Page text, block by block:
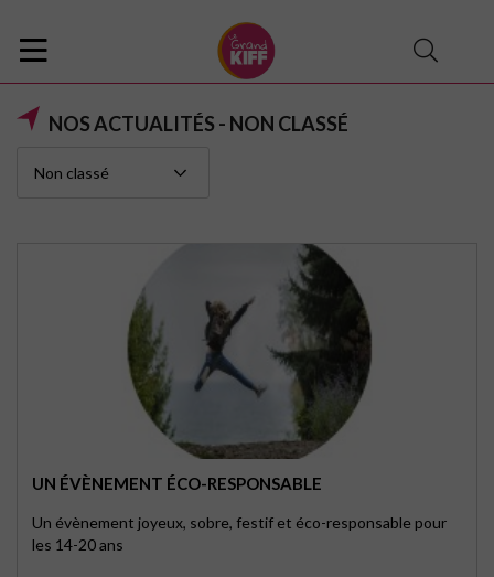
NOS ACTUALITÉS - NON CLASSÉ
UN ÉVÈNEMENT ÉCO-RESPONSABLE
Un évènement joyeux, sobre, festif et éco-responsable pour
les 14-20 ans